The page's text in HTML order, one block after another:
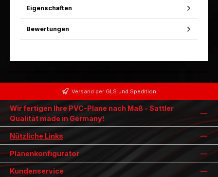
Eigenschaften
Bewertungen
Versand per GLS und Spedition
Wir fertigen Ihre PVC-Plane nach Maß - Sattler
Qualität made in Germany!
Nützliche Links
Planenkonfigurator
Kundenservice